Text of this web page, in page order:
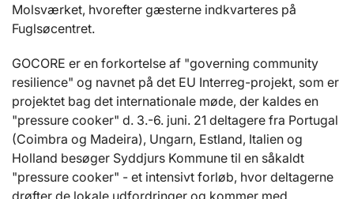
Molsværket, hvorefter gæsterne indkvarteres på
Fuglsøcentret.
GOCORE er en forkortelse af "governing community
resilience" og navnet på det EU Interreg-projekt, som er
projektet bag det internationale møde, der kaldes en
"pressure cooker" d. 3.-6. juni. 21 deltagere fra Portugal
(Coimbra og Madeira), Ungarn, Estland, Italien og
Holland besøger Syddjurs Kommune til en såkaldt
"pressure cooker" - et intensivt forløb, hvor deltagerne